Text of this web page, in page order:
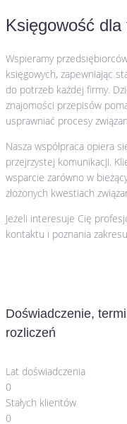
Księgowość
Wspieramy
księgowych, zapewniając
do potrzeb każdej firmy.
znajomości przepisów
usprawniać procesy
Nasza współpraca opiera
przejrzystej komunikacji.
wsparcie zarówno w
złożonych kwestiach
Jeżeli interesuje Cię
kontaktu i poznania
Doświadczenie,
rozliczeń
Lat doświadczenia
0
Stałych klientów
0